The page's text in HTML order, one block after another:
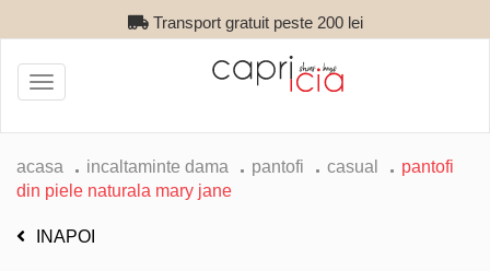
Transport gratuit peste 200 lei
Toggle
navigation
acasa incaltaminte dama pantofi casual
pantofi
din piele naturala mary jane
INAPOI